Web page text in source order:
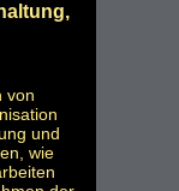
von
und
wie